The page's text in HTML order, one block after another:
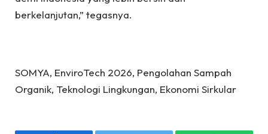
berkelanjutan,” tegasnya.
SOMYA, EnviroTech 2026, Pengolahan Sampah
Organik, Teknologi Lingkungan, Ekonomi Sirkular